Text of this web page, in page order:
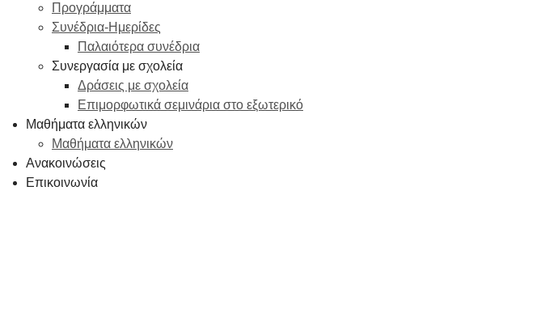
Προγράμματα
Συνέδρια-Ημερίδες
Παλαιότερα συνέδρια
Συνεργασία με σχολεία
Δράσεις με σχολεία
Επιμορφωτικά σεμινάρια στο εξωτερικό
Μαθήματα ελληνικών
Μαθήματα ελληνικών
Ανακοινώσεις
Επικοινωνία